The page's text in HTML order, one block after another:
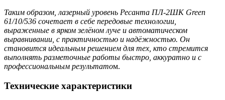
Таким образом, лазерный уровень Ресанта ПЛ-2ШК Green
61/10/536 сочетает в себе передовые технологии,
выраженные в ярком зелёном луче и автоматическом
выравнивании, с практичностью и надёжностью. Он
становится идеальным решением для тех, кто стремится
выполнять разметочные работы быстро, аккуратно и с
профессиональным результатом.
Технические характеристики